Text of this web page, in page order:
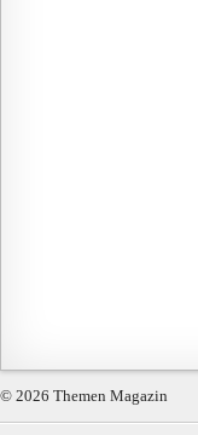
© 2026 Themen Magazin